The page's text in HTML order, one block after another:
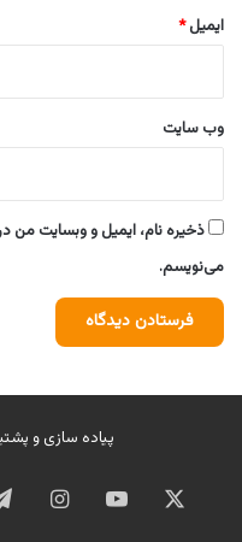
ایمیل*
وب‌ سایت
ذخیره نام، ایمیل و وبسایت من
می‌نویسم.
پیاده سازی و
ایکس یوتیوب